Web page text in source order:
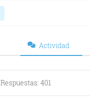
Actividad
Respuestas: 401